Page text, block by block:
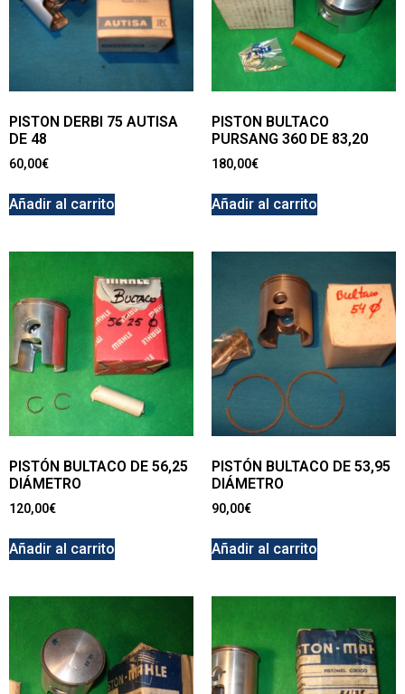
PISTON DERBI 75 AUTISA
DE 48
60,00€
Añadir al carrito
PISTON BULTACO
PURSANG 360 DE 83,20
180,00€
Añadir al carrito
PISTÓN BULTACO DE 56,25
DIÁMETRO
120,00€
Añadir al carrito
PISTÓN BULTACO DE 53,95
DIÁMETRO
90,00€
Añadir al carrito